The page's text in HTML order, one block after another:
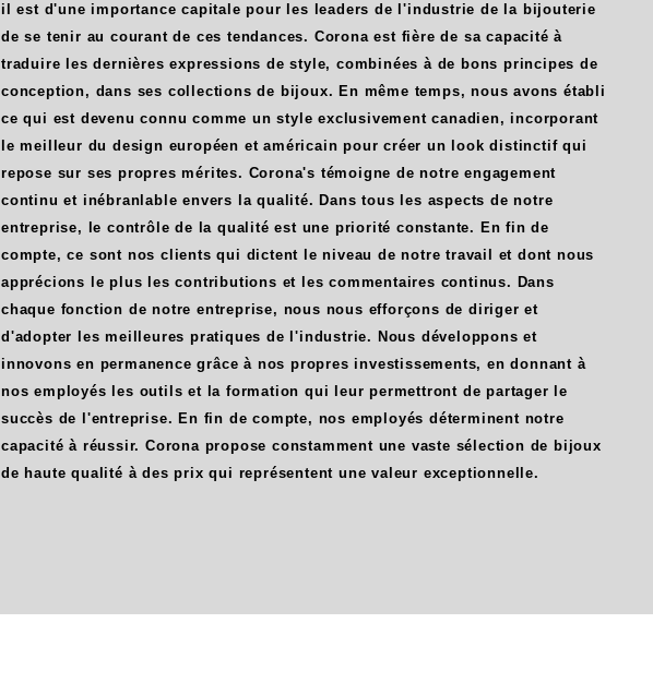
il est d'une importance capitale pour les leaders de l'industrie de la bijouterie
de se tenir au courant de ces tendances. Corona est fière de sa capacité à
traduire les dernières expressions de style, combinées à de bons principes de
conception, dans ses collections de bijoux. En même temps, nous avons établi
ce qui est devenu connu comme un style exclusivement canadien, incorporant
le meilleur du design européen et américain pour créer un look distinctif qui
repose sur ses propres mérites. Corona's témoigne de notre engagement
continu et inébranlable envers la qualité. Dans tous les aspects de notre
entreprise, le contrôle de la qualité est une priorité constante. En fin de
compte, ce sont nos clients qui dictent le niveau de notre travail et dont nous
apprécions le plus les contributions et les commentaires continus. Dans
chaque fonction de notre entreprise, nous nous efforçons de diriger et
d'adopter les meilleures pratiques de l'industrie. Nous développons et
innovons en permanence grâce à nos propres investissements, en donnant à
nos employés les outils et la formation qui leur permettront de partager le
succès de l'entreprise. En fin de compte, nos employés déterminent notre
capacité à réussir. Corona propose constamment une vaste sélection de bijoux
de haute qualité à des prix qui représentent une valeur exceptionnelle.